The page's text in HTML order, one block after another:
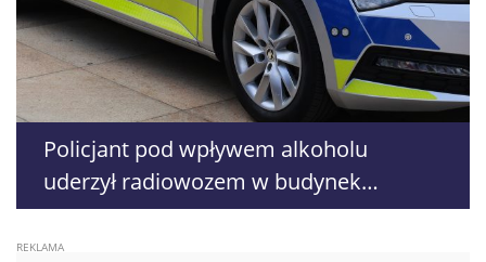
Policjant pod wpływem alkoholu
uderzył radiowozem w budynek
komendy. Grozi mu wydalenie ze służby